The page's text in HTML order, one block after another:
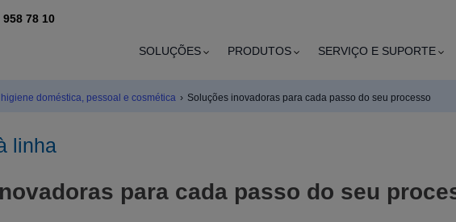
78 10
SOLUÇÕES PRODUTOS SERVIÇO E SUPORTE
doméstica, pessoal e cosmética › Soluções inovadoras para cada passo do seu processo
linha
para cada passo do seu